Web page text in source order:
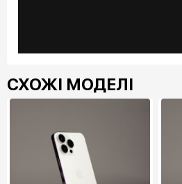
СХОЖІ МОДЕЛІ